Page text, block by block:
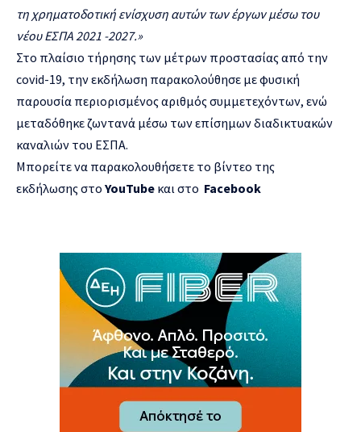
τη χρηματοδοτική ενίσχυση αυτών των έργων μέσω του
νέου ΕΣΠΑ 2021 -2027.»
Στο πλαίσιο τήρησης των μέτρων προστασίας από την
covid-19, την εκδήλωση παρακολούθησε με φυσική
παρουσία περιορισμένος αριθμός συμμετεχόντων, ενώ
μεταδόθηκε ζωντανά μέσω των επίσημων διαδικτυακών
καναλιών του ΕΣΠΑ.
Μπορείτε να παρακολουθήσετε το βίντεο της
εκδήλωσης στο YouTube και στο Facebook